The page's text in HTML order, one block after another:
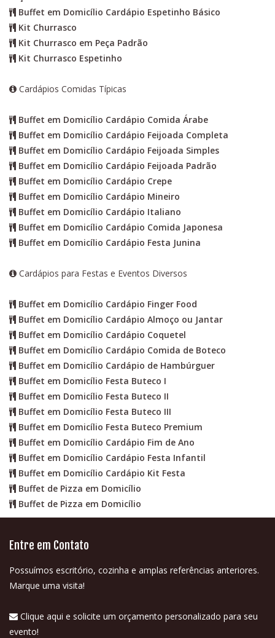
Buffet em Domicílio Cardápio Espetinho Básico
Kit Churrasco
Kit Churrasco em Peça Padrão
Kit Churrasco Espetinho
Cardápios Comidas Típicas
Buffet em Domicílio Cardápio Comida Árabe
Buffet em Domicílio Cardápio Feijoada Completa
Buffet em Domicílio Cardápio Feijoada Simples
Buffet em Domicílio Cardápio Feijoada Padrão
Buffet em Domicílio Cardápio Crepe
Buffet em Domicílio Cardápio Mineiro
Buffet em Domicílio Cardápio Italiano
Buffet em Domicílio Cardápio Comida Japonesa
Buffet em Domicílio Cardápio Festa Junina
Cardápios para Festas e Eventos Diversos
Buffet em Domicílio Cardápio Finger Food
Buffet em Domicílio Cardápio Almoço ou Jantar
Buffet em Domicílio Cardápio Coquetel
Buffet em Domicílio Cardápio Comida de Boteco
Buffet em Domicílio Cardápio de Hambúrguer
Buffet em Domicílio Festa Buteco I
Buffet em Domicílio Festa Buteco II
Buffet em Domicílio Festa Buteco III
Buffet em Domicílio Festa Buteco Premium
Buffet em Domicílio Cardápio Fim de Ano
Buffet em Domicílio Cardápio Festa Infantil
Buffet em Domicílio Cardápio Kit Festa
Buffet de Pizza em Domicílio
Buffet de Pizza em Domicílio
Entre em Contato
Possuímos escritório, cozinha e amplas referências anteriores.
Marque uma visita!
Clique aqui e solicite um orçamento personalizado para seu
evento!